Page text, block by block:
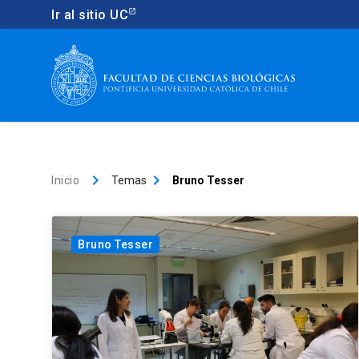
Ir al sitio UC
Inicio keyboard_arrow_right Temas keyboard_arrow_right Bruno Tesser
Bruno Tesser